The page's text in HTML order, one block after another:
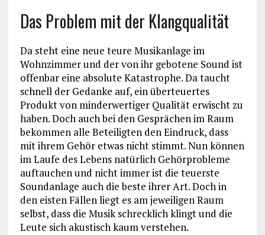
Das Problem mit der Klangqualität
Da steht eine neue teure Musikanlage im
Wohnzimmer und der von ihr gebotene Sound ist
offenbar eine absolute Katastrophe. Da taucht
schnell der Gedanke auf, ein überteuertes
Produkt von minderwertiger Qualität erwischt zu
haben. Doch auch bei den Gesprächen im Raum
bekommen alle Beteiligten den Eindruck, dass
mit ihrem Gehör etwas nicht stimmt. Nun können
im Laufe des Lebens natürlich Gehörprobleme
auftauchen und nicht immer ist die teuerste
Soundanlage auch die beste ihrer Art. Doch in
den eisten Fällen liegt es am jeweiligen Raum
selbst, dass die Musik schrecklich klingt und die
Leute sich akustisch kaum verstehen.